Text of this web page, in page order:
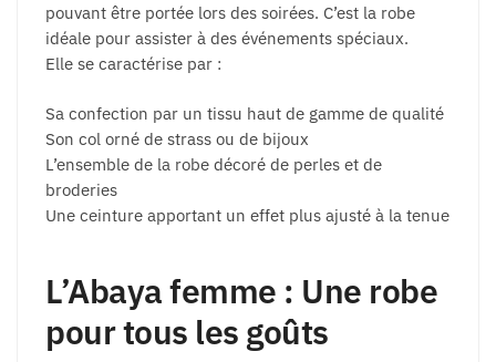
pouvant être portée lors des soirées. C’est la robe
idéale pour assister à des événements spéciaux.
Elle se caractérise par :
Sa confection par un tissu haut de gamme de qualité
Son col orné de strass ou de bijoux
L’ensemble de la robe décoré de perles et de
broderies
Une ceinture apportant un effet plus ajusté à la tenue
L’Abaya femme : Une robe
pour tous les goûts